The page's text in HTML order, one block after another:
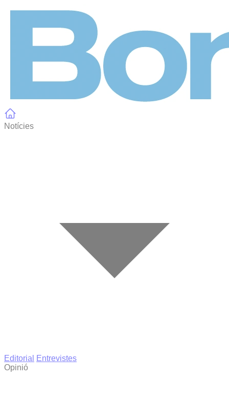
Notícies
Editorial
Entrevistes
Opinió